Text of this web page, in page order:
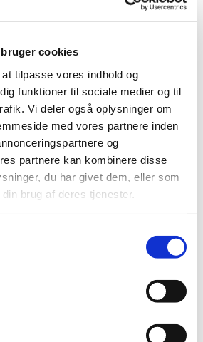
cookies
tilpasse vores indhold og
funktioner til sociale medier og til
Vi deler også oplysninger om
med vores partnere inden
og
partnere kan kombinere disse
du har givet dem, eller som
brug af deres tjenester.
dag, bedes du rette
Kirsten Hansen.